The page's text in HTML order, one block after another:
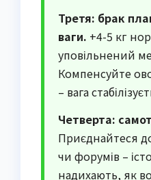
Третя: брак
ваги. +4-5 кг
уповільнений
Компенсуйте
– вага
Четверта:
Приєднайтеся
чи форумів –
надихають, як